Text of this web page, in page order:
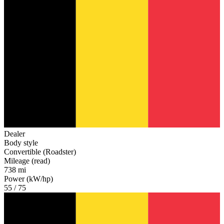
Dealer
Body style
Convertible (Roadster)
Mileage (read)
738 mi
Power (kW/hp)
55 / 75